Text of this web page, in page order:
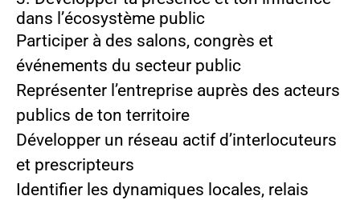
dans l’écosystème public
Participer à des salons, congrès et
événements du secteur public
Représenter l’entreprise auprès des acteurs
publics de ton territoire
Développer un réseau actif d’interlocuteurs
et prescripteurs
Identifier les dynamiques locales, relais